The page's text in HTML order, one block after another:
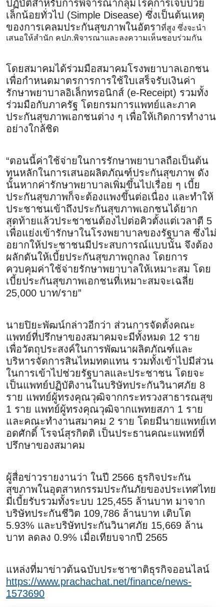
ปฏิบัติสำหรับการพิจารณากลุ่มโรคการเจ็บป่วย
เล็กน้อยทั่วไป (Simple Disease) ซึ่งเป็นต้นเหตุ
ของการเคลมประกันสุขภาพในอัตราที่สูง ซึ่งจะนำ
เสนอให้สำนัก คปภ.พิจารณาและลงความเห็นชอบร่วมกัน
โดยสมาคมได้ร่วมมือสมาคมโรงพยาบาลเอกชน
เพื่อกำหนดมาตรการการใช้ใบเสร็จรับเงินค่า
รักษาพยาบาลอิเล็กทรอนิกส์ (e-Receipt) รวมทั้ง
ร่วมมือกับภาครัฐ โดยกรมการแพทย์และภาค
ประกันสุขภาพเอกชนต่าง ๆ เพื่อให้เกิดการทำงาน
อย่างใกล้ชิด
“ตอนนี้ค่าใช้จ่ายในการรักษาพยาบาลถือเป็นต้น
ทุนหลักในการเสนอผลิตภัณฑ์ประกันสุขภาพ ดัง
นั้นหากค่ารักษาพยาบาลเพิ่มขึ้นไปเรื่อย ๆ เบี้ย
ประกันสุขภาพก็จะต้องแพงขึ้นต่อเนื่อง และทำให้
ประชาชนเข้าถึงประกันสุขภาพเอกชนได้ยาก
สุดท้ายแล้วประชาชนต้องไปต่อคิวตั้งแต่เวลาตี 5
เพื่อแย่งเข้ารักษาในโรงพยาบาลของรัฐบาล ซึ่งไม่
อยากให้ประชาชนมีประสบการณ์แบบนั้น จึงต้อง
ผลักดันให้เบี้ยประกันสุขภาพถูกลง โดยการ
ควบคุมค่าใช้จ่ายรักษาพยาบาลให้เหมาะสม โดย
เบี้ยประกันสุขภาพเอกชนที่เหมาะสมจะเฉลี่ย
25,000 บาท/ราย”
นายปิยะพัฒน์กล่าวอีกว่า ส่วนการจัดตั้งคณะ
แพทย์ที่ปรึกษาของสมาคมจะมีทั้งหมด 12 ราย
เพื่อวัตถุประสงค์ในการพัฒนาผลิตภัณฑ์และ
บริหารจัดการสินไหมทดแทน รวมทั้งเข้าไปมีส่วน
ในการเข้าไปช่วยรัฐบาลและประชาชน โดยจะ
เป็นแพทย์ปฏิบัติงานในบริษัทประกันวินาศภัย 8
ราย แพทย์ผู้ทรงคุณวุฒิจากกระทรวงสาธารณสุข
1 ราย แพทย์ผู้ทรงคุณวุฒิจากแพทยสภา 1 ราย
และคณะทำงานสมาคม 2 ราย โดยมีนายแพทย์เท
อดศักดิ์ โรจน์สุรกิตติ เป็นประธานคณะแพทย์ที่
ปรึกษาของสมาคม
ผู้สื่อข่าวรายงานว่า ในปี 2566 ธุรกิจประกัน
สุขภาพในอุตสาหกรรมประกันภัยของประเทศไทย
มีเบี้ยรับรวมทั้งระบบ 125,455 ล้านบาท มาจาก
บริษัทประกันชีวิต 109,786 ล้านบาท เติบโต
5.93% และบริษัทประกันวินาศภัย 15,669 ล้าน
บาท ลดลง 0.9% เมื่อเทียบจากปี 2565
แหล่งที่มาข่าวต้นฉบับประชาชาติธุรกิจออนไลน์
https://www.prachachat.net/finance/news-
1573690